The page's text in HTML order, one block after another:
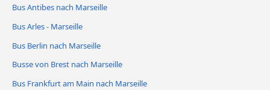
Bus Antibes nach Marseille
Bus Arles - Marseille
Bus Berlin nach Marseille
Busse von Brest nach Marseille
Bus Frankfurt am Main nach Marseille